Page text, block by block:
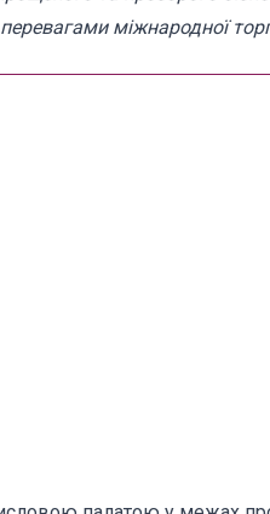
міжнародної